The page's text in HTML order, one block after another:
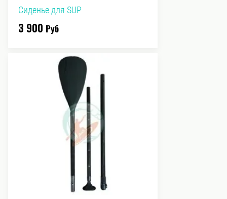
Сиденье для SUP
3 900 Руб